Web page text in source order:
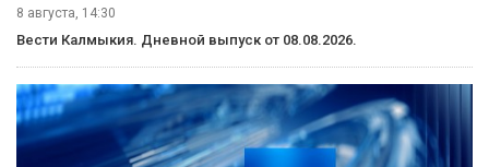
достаточно подать заявление о согласии на зачисление
через портал «Госуслуги». Кроме того, студенты,
дополнительные баллы за достижения, что повысит их
шансы на успешное зачисление.
Эти меры, по задумке Минобрнауки, должны сделать